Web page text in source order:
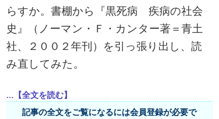
らすか。書棚から『黒死病 疾病の社会
史』（ノーマン・Ｆ・カンター著＝青土
社、２００２年刊）を引っ張り出し、読
み直してみた。
...【全文を読む】
記事の全文をご覧になるには会員登録が必要で